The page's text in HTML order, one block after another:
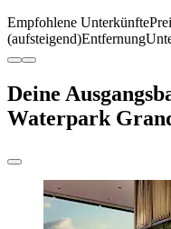
Empfohlene Unterkünfte
(aufsteigend)Entfernung
Deine
Waterpark